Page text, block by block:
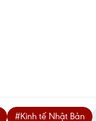
#Kinh tế Nhật Bản